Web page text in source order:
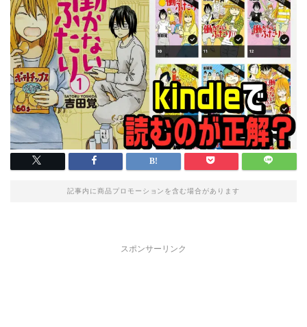
記事内に商品プロモーションを含む場合があります
スポンサーリンク